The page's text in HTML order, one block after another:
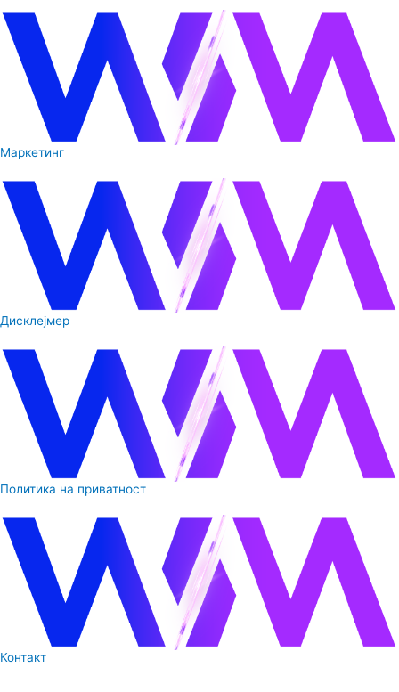
Маркетинг
Дисклејмер
Политика на приватност
Контакт